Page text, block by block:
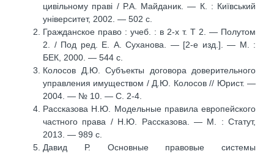
цивільному праві / Р.А. Майданик. — К. : Київський
університет, 2002. — 502 с.
Гражданское право : учеб. : в 2-х т. Т 2. — Полутом
2. / Под ред. Е. А. Суханова. — [2-е изд.]. — М. :
БЕК, 2000. — 544 с.
Колосов Д.Ю. Субъекты договора доверительного
управления имуществом / Д.Ю. Колосов // Юрист. —
2004. — № 10. — С. 2-4.
Рассказова Н.Ю. Модельные правила европейского
частного права / Н.Ю. Рассказова. — М. : Статут,
2013. — 989 с.
Давид Р. Основные правовые системы